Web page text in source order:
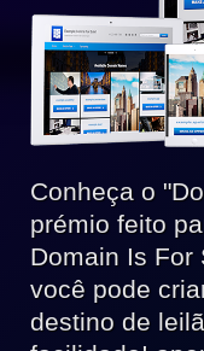
Conheça o
prémio feito
Domain Is For
você pode
destino de